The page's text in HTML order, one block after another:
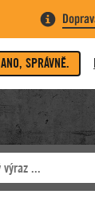
ANO, SPRÁVNĚ.